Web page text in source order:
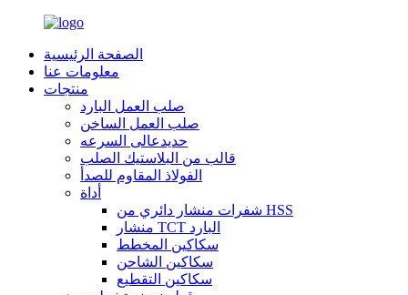
الصفحة الرئيسية
معلومات عنا
منتجات
صلب العمل البارد
صلب العمل الساخن
حديدعالى السرعه
قالب من البلاستيك الصلب
الفولاذ المقاوم للصدأ
أداة
شفرات منشار دائري من HSS
منشار TCT البارد
سكاكين المخطط
سكاكين الشاحن
سكاكين التقطيع